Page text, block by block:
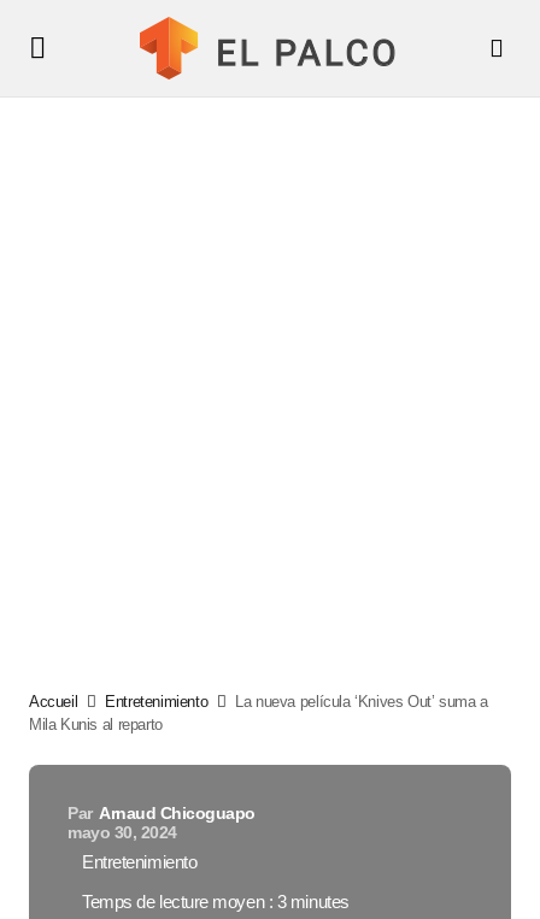
Accueil Entretenimiento
La nueva película ‘Knives Out’ suma a
Mila Kunis al reparto
Par Arnaud Chicoguapo
mayo 30, 2024
Entretenimiento
Temps de lecture moyen : 3 minutes